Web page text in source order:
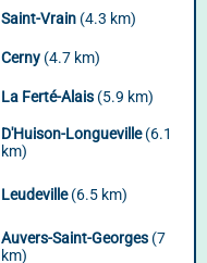
Saint-Vrain (4.3 km)
Cerny (4.7 km)
La Ferté-Alais (5.9 km)
D'Huison-Longueville(6.1
km)
Leudeville(6.5 km)
Auvers-Saint-Georges (7
km)